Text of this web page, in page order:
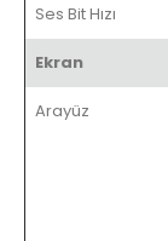
Ses Bit Hızı
Ekran
Arayüz